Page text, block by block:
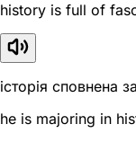
history is full of
історія сповнена
he is majoring in